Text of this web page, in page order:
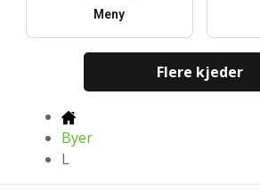
Meny
Flere kjeder
Byer
L